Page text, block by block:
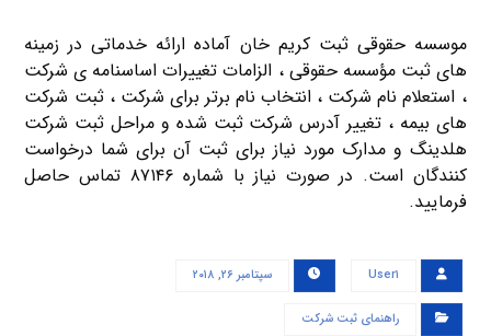
موسسه حقوقی ثبت کریم خان آماده ارائه خدماتی در زمینه
های ثبت مؤسسه حقوقی ، الزامات تغییرات اساسنامه ی شرکت
، استعلام نام شرکت ، انتخاب نام برتر برای شرکت ، ثبت شرکت
های بیمه ، تغییر آدرس شرکت ثبت شده و مراحل ثبت شرکت
هلدینگ و مدارک مورد نیاز برای ثبت آن برای شما درخواست
کنندگان است. در صورت نیاز با شماره ۸۷۱۴۶ تماس حاصل
فرمایید.
User۱ سپتامبر ۲۶, ۲۰۱۸
راهنمای ثبت شرکت